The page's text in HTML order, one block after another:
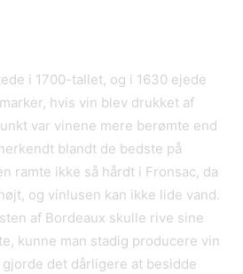
i 1700-tallet, og i 1630 ejede
hvis vin blev drukket af
var vinene mere berømte end
blandt de bedste på
ramte ikke så hårdt i Fronsac, da
og vinlusen kan ikke lide vand.
af Bordeaux skulle rive sine
kunne man stadig producere vin
det dårligere at besidde